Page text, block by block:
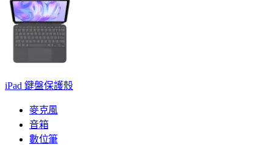
iPad 鍵盤保護殼
麥克風
音箱
數位筆